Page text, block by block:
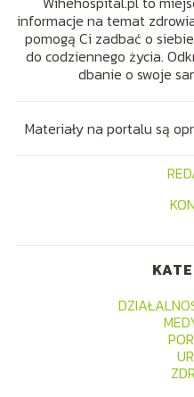
informacje na temat
pomogą Ci zadbać o
do codziennego życia.
dbanie o swoje
Materiały na portalu są